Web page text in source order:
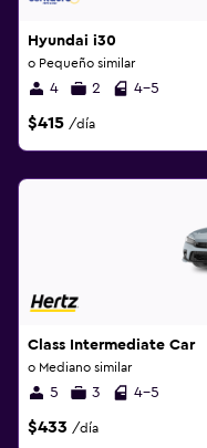
Hyundai i30
o Pequeño similar
4 2 4-5
$415 /día
Class Intermediate Car
o Mediano similar
5 3 4-5
$433 /día